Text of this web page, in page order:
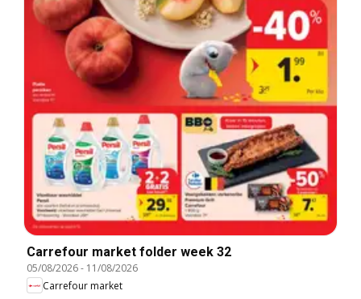
Carrefour market folder week 32
05/08/2026- 11/08/2026
Carrefour market